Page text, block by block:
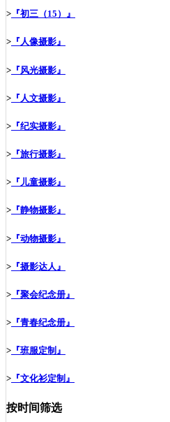
> 『初三（15）』
> 『人像摄影』
> 『风光摄影』
> 『人文摄影』
> 『纪实摄影』
> 『旅行摄影』
> 『儿童摄影』
> 『静物摄影』
> 『动物摄影』
> 『摄影达人』
> 『聚会纪念册』
> 『青春纪念册』
> 『班服定制』
> 『文化衫定制』
按时间筛选